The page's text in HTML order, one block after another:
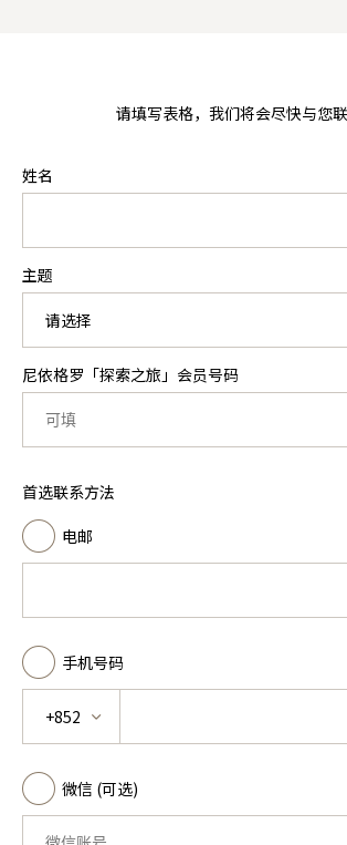
请填写表格，我们将会尽快与您联
姓名
主题
请选择
尼依格罗「探索之旅」会员号码
首选联系方法
电邮
手机号码
+852
微信 (可选)